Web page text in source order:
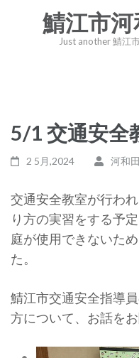
ス
ッ
(Enter
押
す)
鯖江市
Just another 鯖江
5/1 交通安全
2 5月,2024 河和
交通安全教室が行わ
り方の実習をする予
庭が使用できないた
た。
鯖江市交通安全指導
方について、お話をお